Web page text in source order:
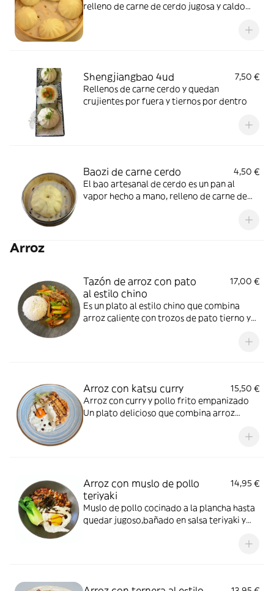
relleno de carne de cerdo jugosa y caldo
Shengjiangbao 4ud
7,50 €
Rellenos de carne cerdo y quedan
crujientes por fuera y tiernos por dentro
Baozi de carne cerdo
4,50 €
El bao artesanal de cerdo es un pan al
vapor hecho a mano, relleno de carne de
Arroz
Tazón de arroz con pato
al estilo chino
17,00 €
Es un plato al estilo chino que combina
arroz caliente con trozos de pato tierno y
Arroz con katsu curry
15,50 €
Arroz con curry y pollo frito empanizado
Un plato delicioso que combina arroz
asiático y una pieza de pollo empanizado y
Arroz con muslo de pollo
teriyaki
14,95 €
Muslo de pollo cocinado a la plancha hasta
quedar jugoso,bañado en salsa teriyaki y